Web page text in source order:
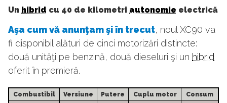
Un hibrid cu 40 de kilometri autonomie electrică
Aşa cum vă anunţam şi în trecut, noul XC90 va
fi disponibil alături de cinci motorizări distincte:
două unităţi pe benzină, două dieseluri şi un hibrid
oferit în premieră.
Combustibil Versiune Putere Cuplu motor Consum